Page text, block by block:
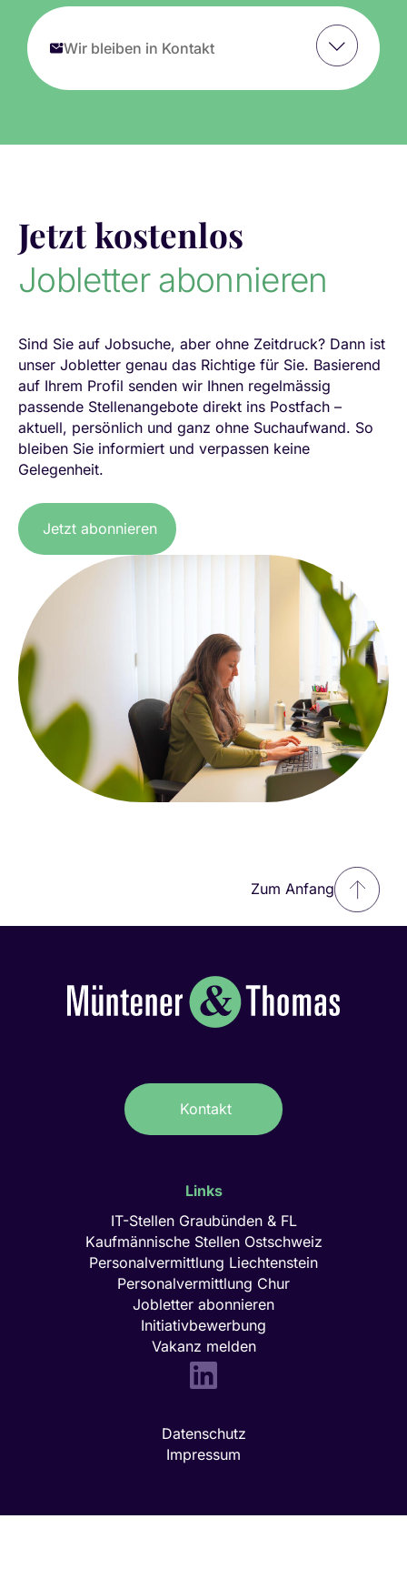
Wir bleiben in Kontakt
Jetzt kostenlos
Jobletter abonnieren
Sind Sie auf Jobsuche, aber ohne Zeitdruck? Dann ist
unser Jobletter genau das Richtige für Sie. Basierend
auf Ihrem Profil senden wir Ihnen regelmässig
passende Stellenangebote direkt ins Postfach –
aktuell, persönlich und ganz ohne Suchaufwand. So
bleiben Sie informiert und verpassen keine
Gelegenheit.
Jetzt abonnieren
Zum Anfang
Kontakt
Links
IT-Stellen Graubünden & FL
Kaufmännische Stellen Ostschweiz
Personalvermittlung Liechtenstein
Personalvermittlung Chur
Jobletter abonnieren
Initiativbewerbung
Vakanz melden
LinkedIn
Datenschutz
Impressum